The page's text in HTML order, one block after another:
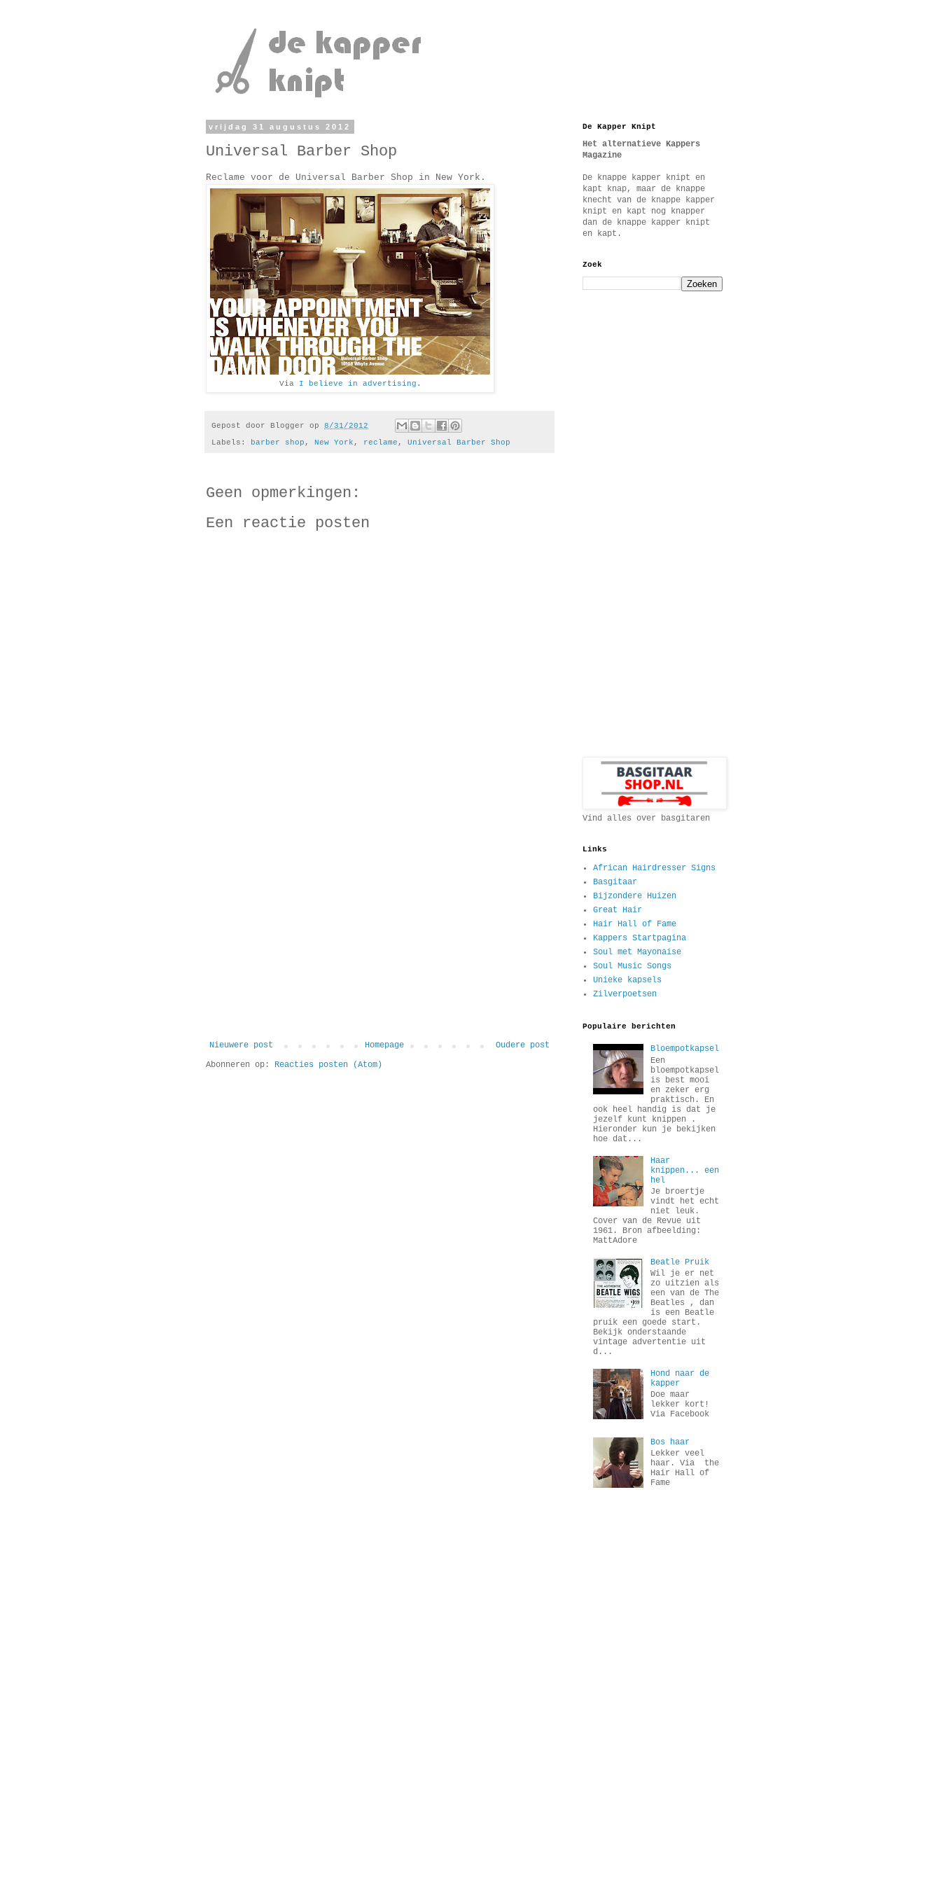
vrijdag 31 augustus 2012
Universal Barber Shop
Reclame voor de Universal Barber Shop in New York.
Via I believe in advertising .
Gepost door Blogger op 8/31/2012
Labels:
barber shop , New York , reclame , Universal Barber Shop
Geen opmerkingen:
Een reactie posten
Nieuwere post Oudere post
Homepage
Abonneren op: Reacties posten (Atom)
De Kapper Knipt
Het alternatieve Kappers
Magazine
De knappe kapper knipt en
kapt knap, maar de knappe
knecht van de knappe kapper
knipt en kapt nog knapper
dan de knappe kapper knipt
en kapt.
Zoek
Vind alles over basgitaren
Links
African Hairdresser Signs
Basgitaar
Bijzondere Huizen
Great Hair
Hair Hall of Fame
Kappers Startpagina
Soul met Mayonaise
Soul Music Songs
Unieke kapsels
Zilverpoetsen
Populaire berichten
Bloempotkapsel
Een
bloempotkapsel
is best mooi
en zeker erg
praktisch. En
ook heel handig is dat je
jezelf kunt knippen .
Hieronder kun je bekijken
hoe dat...
Haar
knippen... een
hel
Je broertje
vindt het echt
niet leuk.
Cover van de Revue uit
1961. Bron afbeelding:
MattAdore
Beatle Pruik
Wil je er net
zo uitzien als
een van de The
Beatles , dan
is een Beatle
pruik een goede start.
Bekijk onderstaande
vintage advertentie uit
d...
Hond naar de
kapper
Doe maar
lekker kort!
Via Facebook
Bos haar
Lekker veel
haar. Via the
Hair Hall of
Fame